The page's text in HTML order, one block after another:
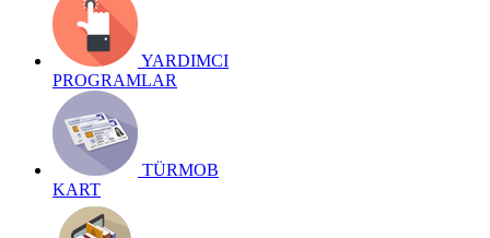
YARDIMCI
PROGRAMLAR
TÜRMOB
KART